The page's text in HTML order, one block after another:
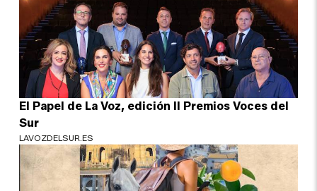
El Papel de La Voz, edición II Premios Voces del
Sur
LAVOZDELSUR.ES